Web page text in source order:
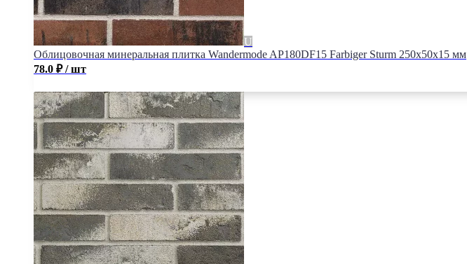
Облицовочная минеральная плитка Wandermode AP180DF15 Farbiger Sturm 250x50x15 мм
78.0 ₽ / шт